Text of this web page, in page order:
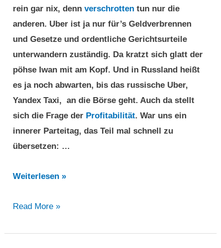
rein gar nix, dennverschrotten tun nur die
anderen. Uber ist ja nur für’s Geldverbrennen
und Gesetze und ordentliche Gerichtsurteile
unterwandern zuständig. Da kratzt sich glatt der
pöhse Iwan mit am Kopf. Und in Russland heißt
es ja noch abwarten, bis das russische Uber,
Yandex Taxi, an die Börse geht. Auch da stellt
sich die Frage der Profitabilität. War uns ein
innerer Parteitag, das Teil mal schnell zu
übersetzen: …
Uber
öffentlich
die
Weiterlesen »
Uber
öffentlich
Read More »